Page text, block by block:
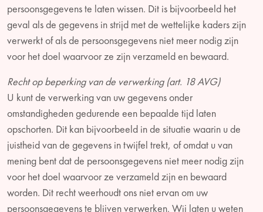
persoonsgegevens te laten wissen. Dit is bijvoorbeeld het
geval als de gegevens in strijd met de wettelijke kaders zijn
verwerkt of als de persoonsgegevens niet meer nodig zijn
voor het doel waarvoor ze zijn verzameld en bewaard.
Recht op beperking van de verwerking (art. 18 AVG)
U kunt de verwerking van uw gegevens onder
omstandigheden gedurende een bepaalde tijd laten
opschorten. Dit kan bijvoorbeeld in de situatie waarin u de
juistheid van de gegevens in twijfel trekt, of omdat u van
mening bent dat de persoonsgegevens niet meer nodig zijn
voor het doel waarvoor ze verzameld zijn en bewaard
worden. Dit recht weerhoudt ons niet ervan om uw
persoonsgegevens te blijven verwerken. Wij laten u weten